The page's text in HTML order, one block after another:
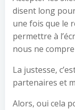
disent long
une fois que le
permettre à
nous ne
La justesse,
partenaires et
Alors, oui cela